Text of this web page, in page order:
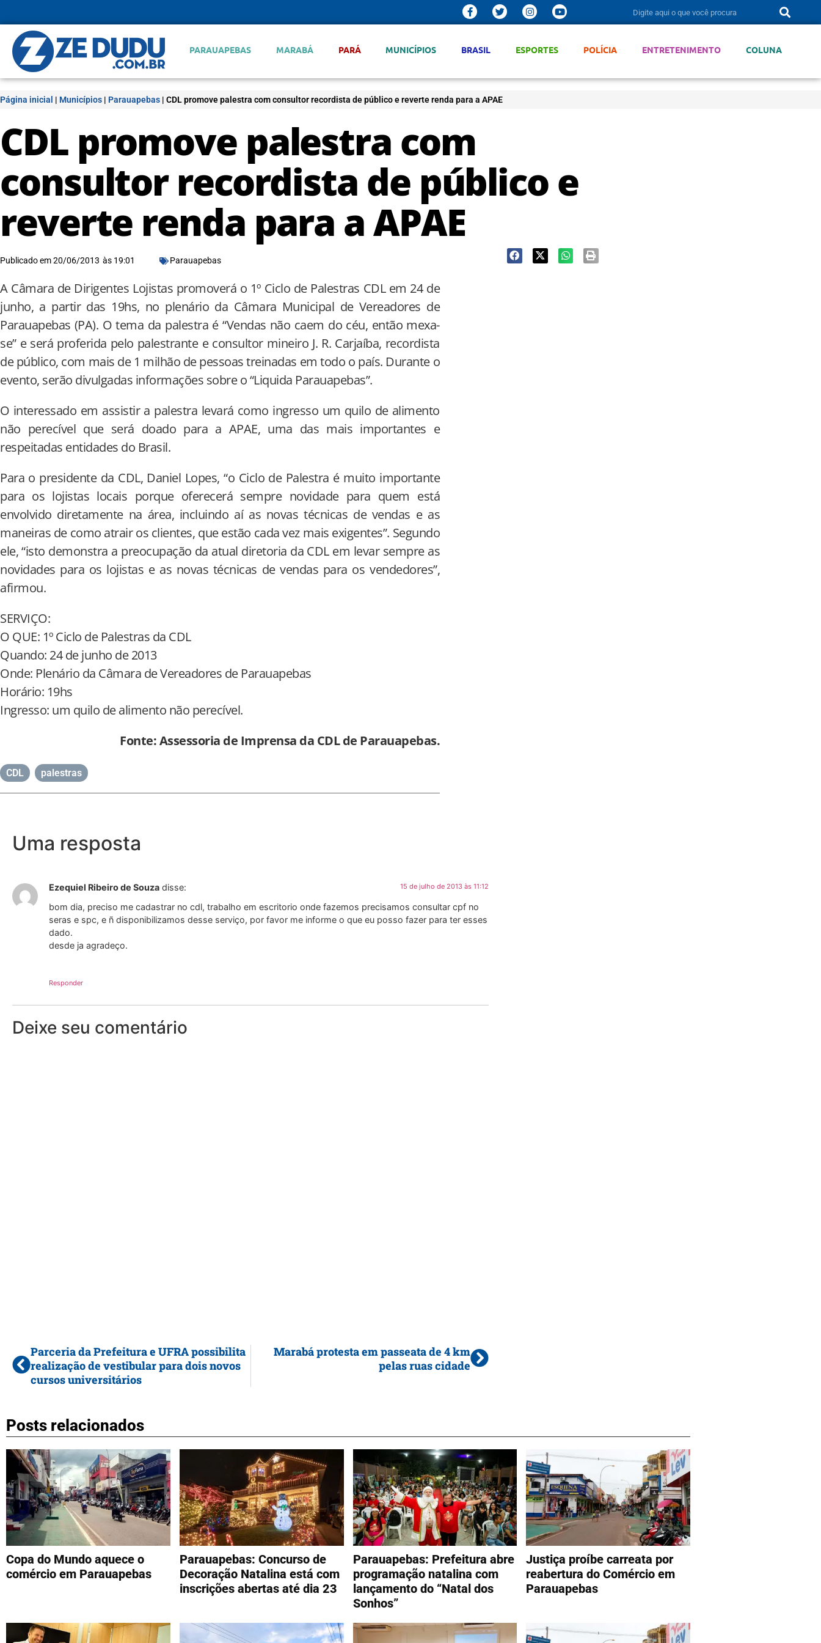
PARAUAPEBAS MARABÁ PARÁ MUNICÍPIOS BRASIL ESPORTES POLÍCIA ENTRETENIMENTO COLUNA
Página inicial | Municípios | Parauapebas | CDL promove palestra com consultor recordista de público e reverte renda para a APAE
CDL promove palestra com
consultor recordista de público e
reverte renda para a APAE
Publicado em20/06/2013 às 19:01 Parauapebas
A Câmara de Dirigentes Lojistas promoverá o 1º Ciclo de Palestras CDL em 24 de
junho, a partir das 19hs, no plenário da Câmara Municipal de Vereadores de
Parauapebas (PA). O tema da palestra é “Vendas não caem do céu, então mexa-
se” e será proferida pelo palestrante e consultor mineiro J. R. Carjaíba, recordista
de público, com mais de 1 milhão de pessoas treinadas em todo o país. Durante o
evento, serão divulgadas informações sobre o “Liquida Parauapebas”.
O interessado em assistir a palestra levará como ingresso um quilo de alimento
não perecível que será doado para a APAE, uma das mais importantes e
respeitadas entidades do Brasil.
Para o presidente da CDL, Daniel Lopes, “o Ciclo de Palestra é muito importante
para os lojistas locais porque oferecerá sempre novidade para quem está
envolvido diretamente na área, incluindo aí as novas técnicas de vendas e as
maneiras de como atrair os clientes, que estão cada vez mais exigentes”. Segundo
ele, “isto demonstra a preocupação da atual diretoria da CDL em levar sempre as
novidades para os lojistas e as novas técnicas de vendas para os vendedores”,
afirmou.
SERVIÇO:
O QUE: 1º Ciclo de Palestras da CDL
Quando: 24 de junho de 2013
Onde: Plenário da Câmara de Vereadores de Parauapebas
Horário: 19hs
Ingresso: um quilo de alimento não perecível.
Fonte: Assessoria de Imprensa da CDL de Parauapebas.
CDL palestras
Uma resposta
Ezequiel Ribeiro de Souza disse: 15 de julho de 2013 às 11:12
bom dia, preciso me cadastrar no cdl, trabalho em escritorio onde fazemos precisamos consultar cpf no
seras e spc, e ñ disponibilizamos desse serviço, por favor me informe o que eu posso fazer para ter esses
dado.
desde ja agradeço.
Responder
Deixe seu comentário
Parceria da Prefeitura e UFRA possibilita
realização de vestibular para dois novos
cursos universitários
Marabá protesta em passeata de 4 km
pelas ruas cidade
Posts relacionados
Copa do Mundo aquece o
comércio em Parauapebas
Parauapebas: Concurso de
Decoração Natalina está com
inscrições abertas até dia 23
Parauapebas: Prefeitura abre
programação natalina com
lançamento do “Natal dos
Sonhos”
Justiça proíbe carreata por
reabertura do Comércio em
Parauapebas